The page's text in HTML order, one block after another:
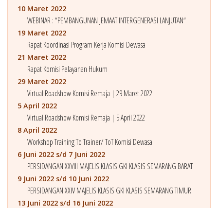
10 Maret 2022
WEBINAR : “PEMBANGUNAN JEMAAT INTERGENERASI LANJUTAN“
19 Maret 2022
Rapat Koordinasi Program Kerja Komisi Dewasa
21 Maret 2022
Rapat Komisi Pelayanan Hukum
29 Maret 2022
Virtual Roadshow Komisi Remaja | 29 Maret 2022
5 April 2022
Virtual Roadshow Komisi Remaja | 5 April 2022
8 April 2022
Workshop Training To Trainer/ ToT Komisi Dewasa
6 Juni 2022 s/d 7 Juni 2022
PERSIDANGAN XXVIII MAJELIS KLASIS GKI KLASIS SEMARANG BARAT
9 Juni 2022 s/d 10 Juni 2022
PERSIDANGAN XXIV MAJELIS KLASIS GKI KLASIS SEMARANG TIMUR
13 Juni 2022 s/d 16 Juni 2022